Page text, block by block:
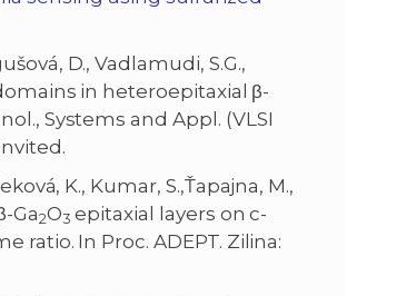
D., Vadlamudi, S.G.,
in heteroepitaxial β-
Systems and Appl. (VLSI
K., Kumar, S.,Ťapajna, M.,
Ga2O3 epitaxial layers on c-
ratio. In Proc. ADEPT. Zilina: